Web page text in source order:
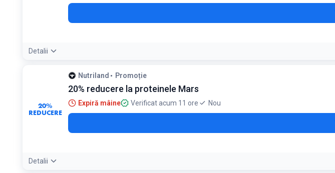
Detalii
Valabil pentru produsele Veiny Galaxy
20%
REDUCERE
Nutriland Promoție
20% reducere la proteinele Mars
Expiră mâine Verificat acum 11 ore Nou
Detalii